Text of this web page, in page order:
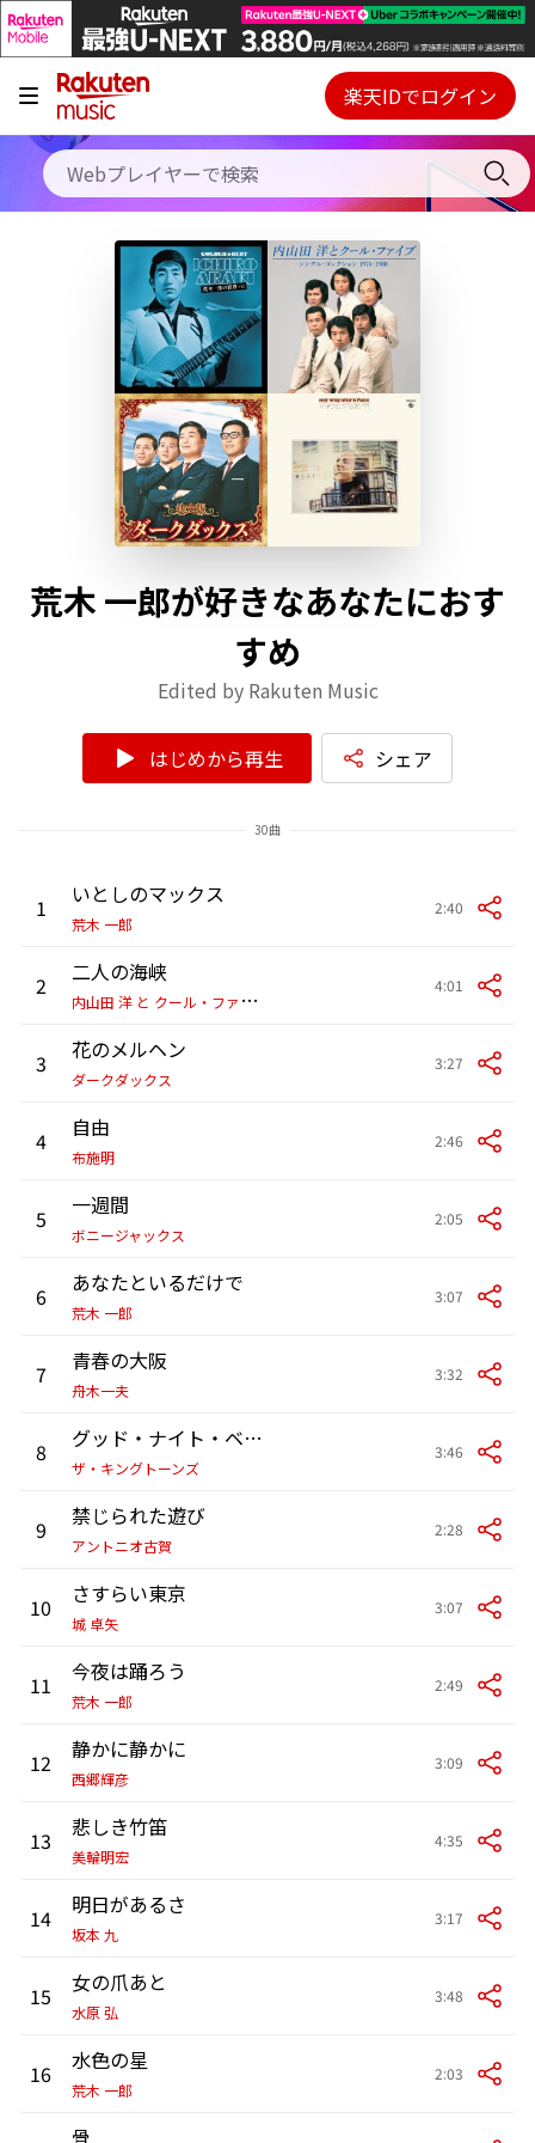
キャンペーン
料金プラン
使い方
初回30日間無料お試し
Webプレイヤー
ご契約内容の確認・変更
楽天IDでログイン
荒木 一郎が好きなあなたにおす
すめ
Edited by Rakuten Music
はじめから再生 シェア
30曲
1 いとしのマックス
荒木 一郎
2:40
2
二人の海峡
内
山田 洋 と クール・ファイブ
4:01
3 花のメルヘン
ダークダックス
3:27
4 自由
布施明
2:46
5 一週間
ボニージャックス
2:05
6 あなたといるだけで
荒木 一郎
3:07
7 青春の大阪
舟木一夫
3:32
8 グッド・ナイト・ベイビー
ザ・キングトーンズ
3:46
9 禁じられた遊び
アントニオ古賀
2:28
10 さすらい東京
城 卓矢
3:07
11 今夜は踊ろう
荒木 一郎
2:49
12 静かに静かに
西郷輝彦
3:09
13 悲しき竹笛
美輪明宏
4:35
14 明日があるさ
坂本 九
3:17
15 女の爪あと
水原 弘
3:48
16 水色の星
荒木 一郎
2:03
骨